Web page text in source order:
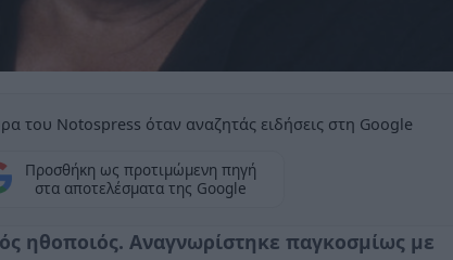
του Notospress όταν αναζητάς ειδήσεις στη Google
Προσθήκη ως προτιμώμενη πηγή
στα αποτελέσματα της Google
ηθοποιός. Αναγνωρίστηκε παγκοσμίως με